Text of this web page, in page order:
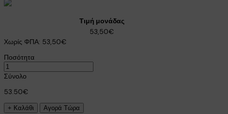
Τιμή μονάδας
53,50€
Χωρίς ΦΠΑ: 53,50€
Ποσότητα
Σύνολο
53.50€